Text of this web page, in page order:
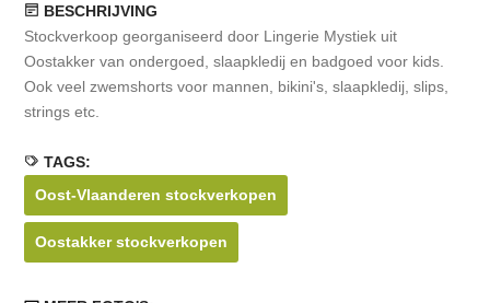
BESCHRIJVING
Stockverkoop georganiseerd door Lingerie Mystiek uit
Oostakker van ondergoed, slaapkledij en badgoed voor kids.
Ook veel zwemshorts voor mannen, bikini's, slaapkledij, slips,
strings etc.
TAGS:
Oost-Vlaanderen stockverkopen
Oostakker stockverkopen